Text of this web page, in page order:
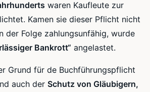
waren Kaufleute zur
Kamen sie dieser Pflicht nicht
der Folge zahlungsunfähig, wurde
Bankrott“ angelastet.
Grund für de Buchführungspflicht
auch der Schutz von Gläubigern,